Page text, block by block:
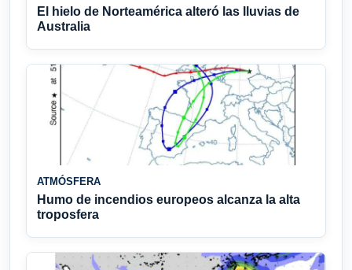
El hielo de Norteamérica alteró las lluvias de
Australia
ATMÓSFERA
Humo de incendios europeos alcanza la alta
troposfera